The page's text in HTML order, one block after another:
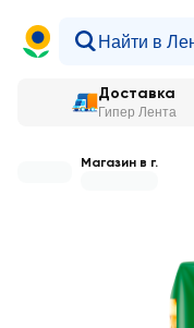
Доставка
Гипер Лента
Магазин в г.